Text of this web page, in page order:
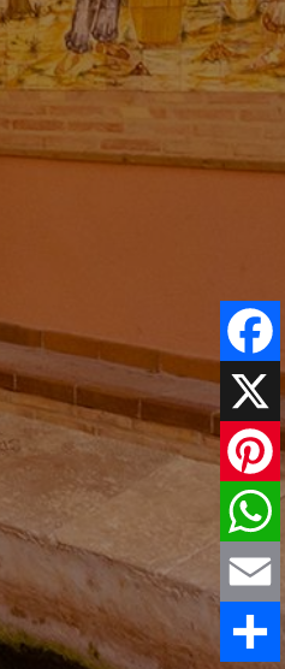
X
Email